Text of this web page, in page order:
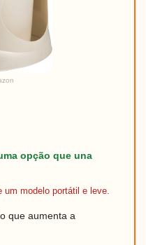
opção que una
um modelo portátil e leve.
que aumenta a